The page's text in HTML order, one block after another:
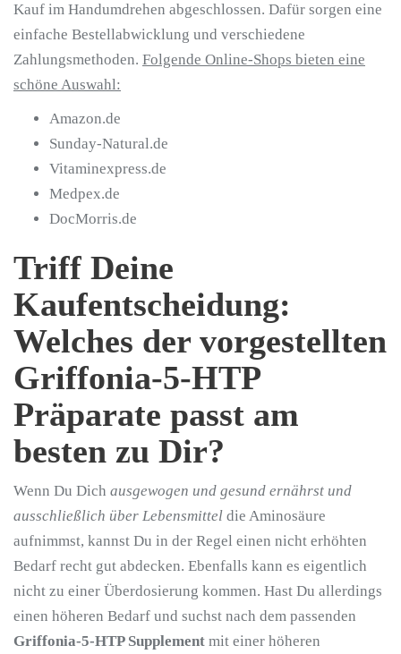
Kauf im Handumdrehen abgeschlossen. Dafür sorgen eine
einfache Bestellabwicklung und verschiedene
Zahlungsmethoden. Folgende Online-Shops bieten eine
schöne Auswahl:
Amazon.de
Sunday-Natural.de
Vitaminexpress.de
Medpex.de
DocMorris.de
Triff Deine
Kaufentscheidung:
Welches der vorgestellten
Griffonia-5-HTP
Präparate passt am
besten zu Dir?
Wenn Du Dich ausgewogen und gesund ernährst und
ausschließlich über Lebensmittel die Aminosäure
aufnimmst, kannst Du in der Regel einen nicht erhöhten
Bedarf recht gut abdecken. Ebenfalls kann es eigentlich
nicht zu einer Überdosierung kommen. Hast Du allerdings
einen höheren Bedarf und suchst nach dem passenden
Griffonia-5-HTP Supplement mit einer höheren